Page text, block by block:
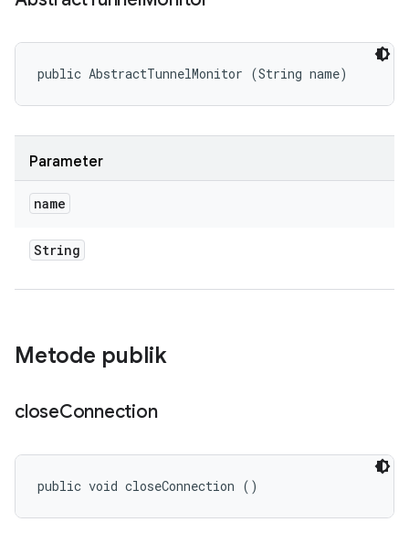
public AbstractTunnelMonitor (String name)
Parameter
name
String
Metode publik
closeConnection
public void closeConnection ()